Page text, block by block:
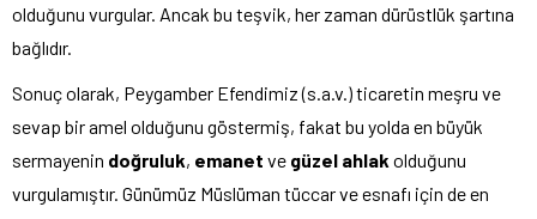
olduğunu vurgular. Ancak bu teşvik, her zaman dürüstlük şartına
bağlıdır.
Sonuç olarak, Peygamber Efendimiz (s.a.v.) ticaretin meşru ve
sevap bir amel olduğunu göstermiş, fakat bu yolda en büyük
sermayenin doğruluk, emanet ve güzel ahlak olduğunu
vurgulamıştır. Günümüz Müslüman tüccar ve esnafı için de en